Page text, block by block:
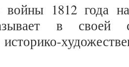
1812 года на
в своей
историко-